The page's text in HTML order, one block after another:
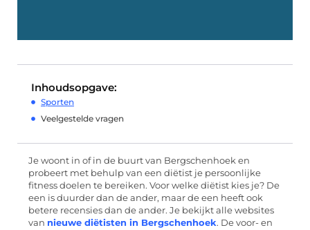
Inhoudsopgave:
Sporten
Veelgestelde vragen
Je woont in of in de buurt van Bergschenhoek en
probeert met behulp van een diëtist je persoonlijke
fitness doelen te bereiken. Voor welke diëtist kies je? De
een is duurder dan de ander, maar de een heeft ook
betere recensies dan de ander. Je bekijkt alle websites
van nieuwe diëtisten in Bergschenhoek. De voor- en